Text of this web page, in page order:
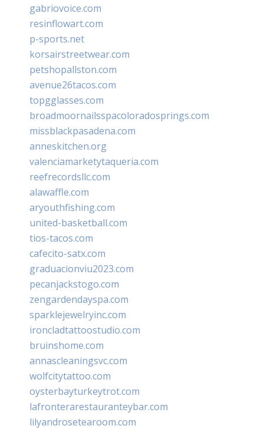
gabriovoice.com
resinflowart.com
p-sports.net
korsairstreetwear.com
petshopallston.com
avenue26tacos.com
topgglasses.com
broadmoornailsspacoloradosprings.com
missblackpasadena.com
anneskitchen.org
valenciamarketytaqueria.com
reefrecordsllc.com
alawaffle.com
aryouthfishing.com
united-basketball.com
tios-tacos.com
cafecito-satx.com
graduacionviu2023.com
pecanjackstogo.com
zengardendayspa.com
sparklejewelryinc.com
ironcladtattoostudio.com
bruinshome.com
annascleaningsvc.com
wolfcitytattoo.com
oysterbayturkeytrot.com
lafronterarestauranteybar.com
lilyandrosetearoom.com